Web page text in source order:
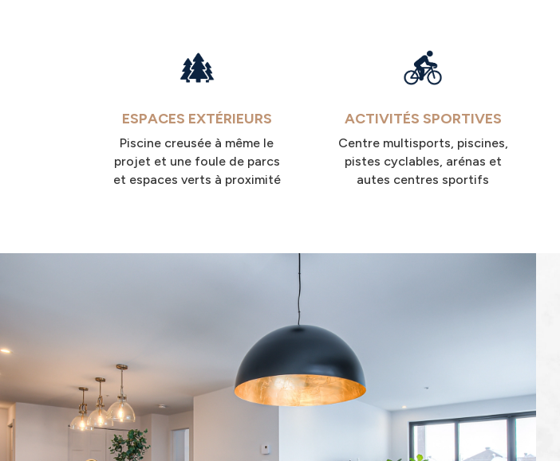
ESPACES EXTÉRIEURS
Piscine creusée à même le
projet et une foule de parcs
et espaces verts à proximité
ACTIVITÉS SPORTIVES
Centre multisports, piscines,
pistes cyclables, arénas et
autes centres sportifs